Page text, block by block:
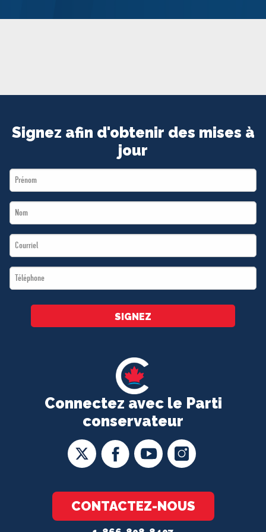
Connectez avec le Parti
conservateur
CONTACTEZ-NOUS
Signez afin d'obtenir des mises à
jour
First
Name
Last
Name
Email
*
Téléphone
*
SIGNEZ